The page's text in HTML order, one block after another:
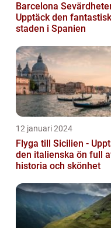
Barcelona
Upptäck den
staden i Spanien
12 januari 2024
Flyga till Sicilien -
den italienska ön full
historia och skönhet